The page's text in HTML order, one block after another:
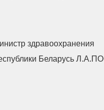
здравоохранения
Беларусь